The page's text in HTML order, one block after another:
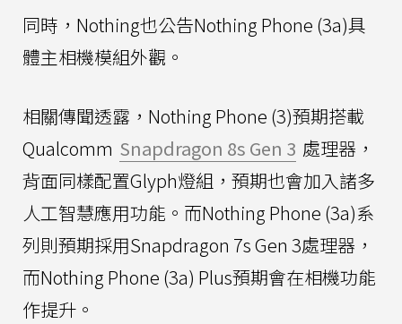
同時，Nothing也公告Nothing Phone (3a)具
體主相機模組外觀。
相關傳聞透露，Nothing Phone (3)預期搭載
Qualcomm Snapdragon 8s Gen 3 處理器，
背面同樣配置Glyph燈組，預期也會加入諸多
人工智慧應用功能。而Nothing Phone (3a)系
列則預期採用Snapdragon 7s Gen 3處理器，
而Nothing Phone (3a) Plus預期會在相機功能
作提升。